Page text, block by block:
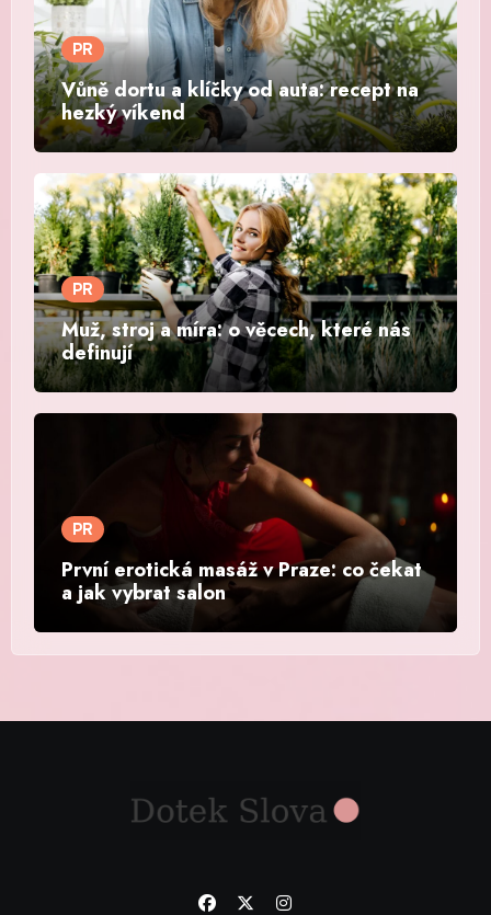
PR
Vůně dortu a klíčky od auta: recept na
hezký víkend
PR
Muž, stroj a míra: o věcech, které nás
definují
PR
První erotická masáž v Praze: co čekat
a jak vybrat salon